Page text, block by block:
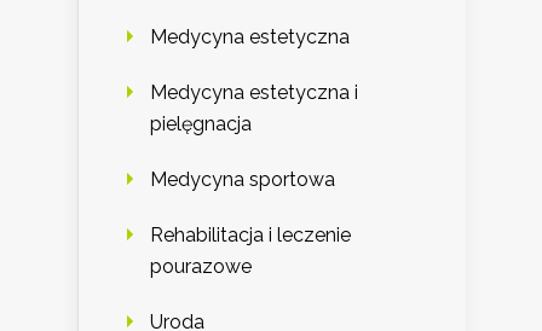
Medycyna estetyczna
Medycyna estetyczna i
pielęgnacja
Medycyna sportowa
Rehabilitacja i leczenie
pourazowe
Uroda